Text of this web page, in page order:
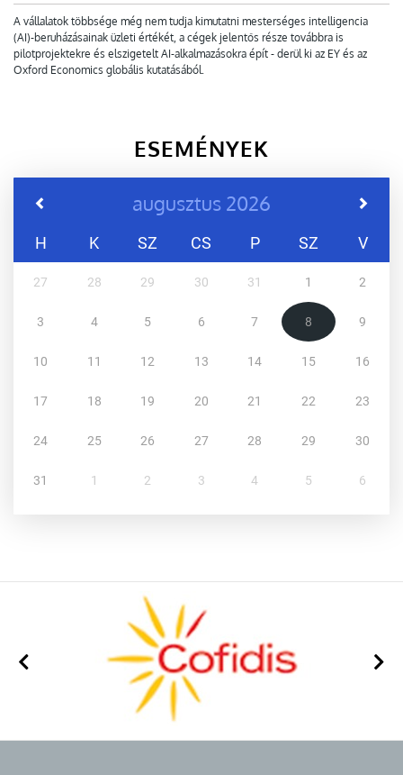
A vállalatok többsége még nem tudja kimutatni mesterséges intelligencia
(AI)-beruházásainak üzleti értékét, a cégek jelentős része továbbra is
pilotprojektekre és elszigetelt AI-alkalmazásokra épít - derül ki az EY és az
Oxford Economics globális kutatásából.
ESEMÉNYEK
augusztus 2026
H K SZ CS P SZ V
27 28 29 30 31 1 2
3 4 5 6 7 8 9
10 11 12 13 14 15 16
17 18 19 20 21 22 23
24 25 26 27 28 29 30
31 1 2 3 4 5 6